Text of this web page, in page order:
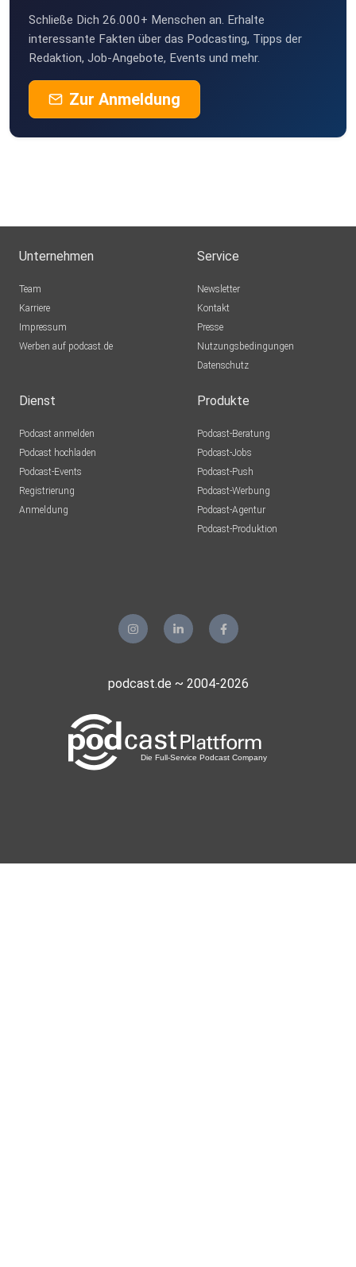
Schließe Dich 26.000+ Menschen an. Erhalte
interessante Fakten über das Podcasting, Tipps der
Redaktion, Job-Angebote, Events und mehr.
Zur Anmeldung
Unternehmen
Team
Karriere
Impressum
Werben auf podcast.de
Service
Newsletter
Kontakt
Presse
Nutzungsbedingungen
Datenschutz
Dienst
Podcast anmelden
Podcast hochladen
Podcast-Events
Registrierung
Anmeldung
Produkte
Podcast-Beratung
Podcast-Jobs
Podcast-Push
Podcast-Werbung
Podcast-Agentur
Podcast-Produktion
podcast.de ~ 2004-2026